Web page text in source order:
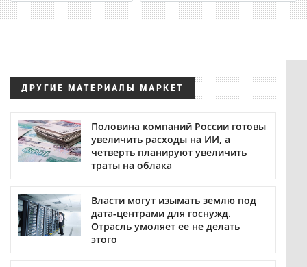
ДРУГИЕ МАТЕРИАЛЫ МАРКЕТ
Половина компаний России готовы
увеличить расходы на ИИ, а
четверть планируют увеличить
траты на облака
Власти могут изымать землю под
дата-центрами для госнужд.
Отрасль умоляет ее не делать
этого